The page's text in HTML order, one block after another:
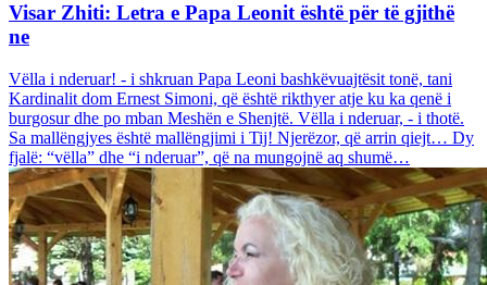
Visar Zhiti: Letra e Papa Leonit është për të gjithë
ne
Vëlla i nderuar! - i shkruan Papa Leoni bashkëvuajtësit tonë, tani
Kardinalit dom Ernest Simoni, që është rikthyer atje ku ka qenë i
burgosur dhe po mban Meshën e Shenjtë. Vëlla i nderuar, - i thotë.
Sa mallëngjyes është mallëngjimi i Tij! Njerëzor, që arrin qiejt… Dy
fjalë: “vëlla” dhe “i nderuar”, që na mungojnë aq shumë…